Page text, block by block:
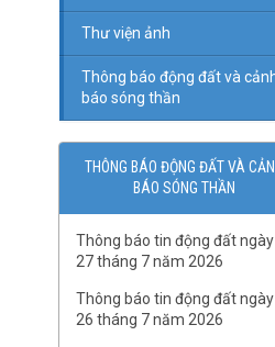
Thư viện ảnh
Thông báo động đất và
báo sóng thần
THÔNG BÁO ĐỘNG ĐẤT VÀ
BÁO SÓNG THẦN
Thông báo tin động đất ngày
27 tháng 7 năm 2026
Thông báo tin động đất ngày
26 tháng 7 năm 2026
QĐ03/QĐ-VCKHTĐ.Phòng
Thạch luận và Sinh khoáng
QĐ số 07-QĐ/VHLKHCNVN
tắc ứng xử của cán bộ, viên